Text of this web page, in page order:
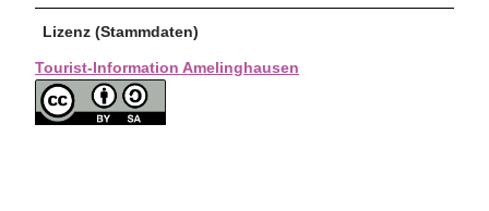
Lizenz (Stammdaten)
Tourist-Information Amelinghausen